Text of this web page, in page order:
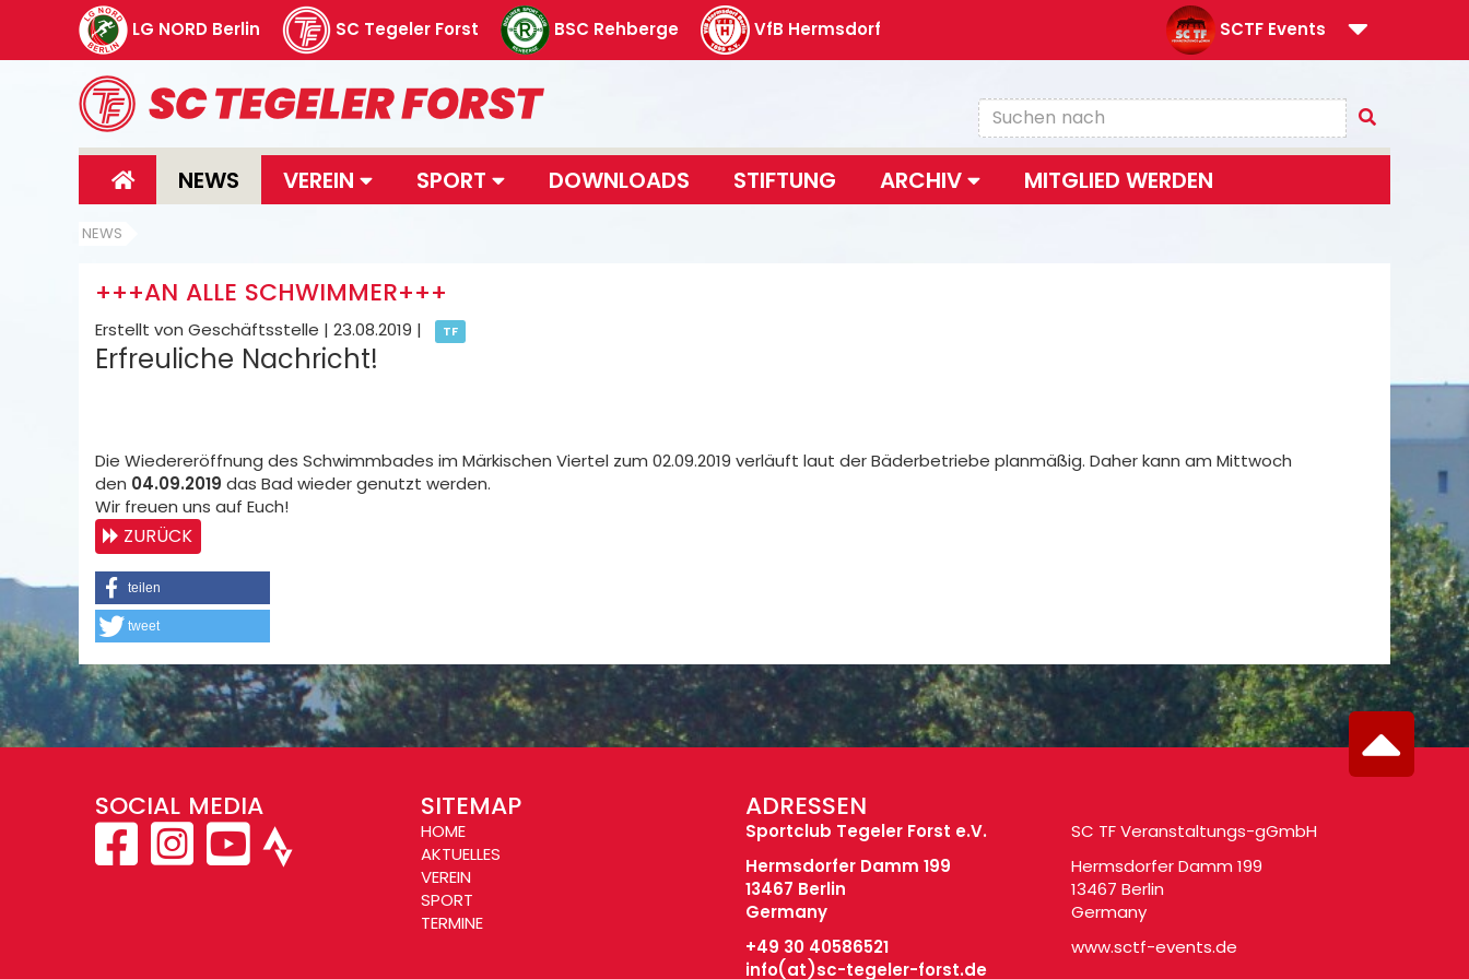
LG NORD Berlin SC Tegeler Forst BSC Rehberge VfB Hermsdorf SCTF Events
NEWS VEREIN SPORT DOWNLOADS STIFTUNG ARCHIV MITGLIED WERDEN
NEWS
+++AN ALLE SCHWIMMER+++
Erstellt von Geschäftsstelle | 23.08.2019 | TF
Erfreuliche Nachricht!
Die Wiedereröffnung des Schwimmbades im Märkischen Viertel zum 02.09.2019 verläuft laut der Bäderbetriebe planmäßig. Daher kann am Mittwoch
den 04.09.2019 das Bad wieder genutzt werden.
Wir freuen uns auf Euch!
ZURÜCK
teilen
tweet
SOCIAL MEDIA SITEMAP
HOME
AKTUELLES
VEREIN
SPORT
TERMINE
ADRESSEN
Sportclub Tegeler Forst e.V.
Hermsdorfer Damm 199
13467 Berlin
Germany
+49 30 40586521
info(at)sc-tegeler-forst.de
SC TF Veranstaltungs-gGmbH
Hermsdorfer Damm 199
13467 Berlin
Germany
www.sctf-events.de